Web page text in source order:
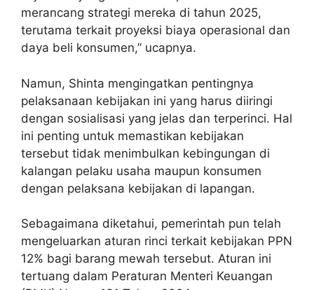
merancang strategi mereka di tahun 2025,
terutama terkait proyeksi biaya operasional dan
daya beli konsumen,” ucapnya.
Namun, Shinta mengingatkan pentingnya
pelaksanaan kebijakan ini yang harus diiringi
dengan sosialisasi yang jelas dan terperinci. Hal
ini penting untuk memastikan kebijakan
tersebut tidak menimbulkan kebingungan di
kalangan pelaku usaha maupun konsumen
dengan pelaksana kebijakan di lapangan.
Sebagaimana diketahui, pemerintah pun telah
mengeluarkan aturan rinci terkait kebijakan PPN
12% bagi barang mewah tersebut. Aturan ini
tertuang dalam Peraturan Menteri Keuangan